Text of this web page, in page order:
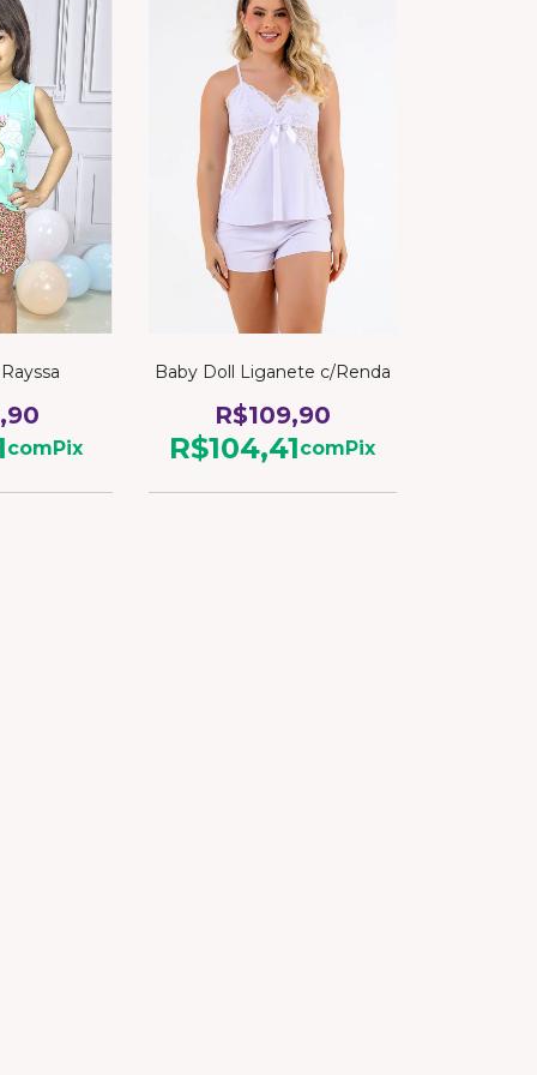
com Pix
Baby Doll Liganete c/Renda
R$109,90
R$104,41com Pix